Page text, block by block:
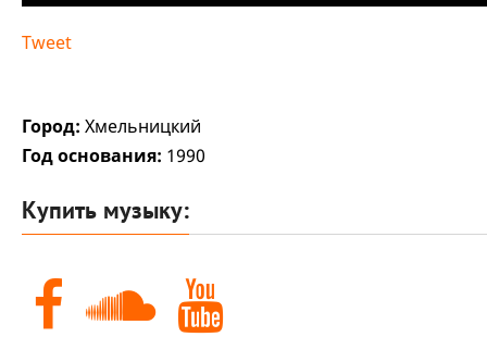
Tweet
Город: Хмельницкий
Год основания: 1990
Купить музыку: